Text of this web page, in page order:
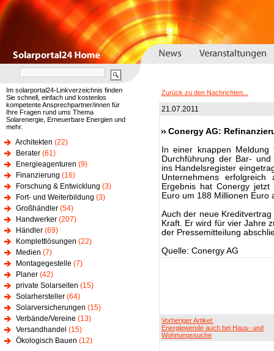
Im solarportal24-Linkverzeichnis finden
Sie schnell, einfach und kostenlos
kompetente Ansprechpartner/innen für
Ihre Fragen rund ums Thema
Solarenergie, Erneuerbare Energien und
mehr.
Architekten (22)
Berater (61)
Energieagenturen (9)
Finanzierung (16)
Forschung & Entwicklung (3)
Fort- und Weiterbildung (3)
Großhändler (54)
Handwerker (207)
Händler (69)
Komplettlösungen (22)
Medien (7)
Montagegestelle (7)
Planer (42)
private Solarseiten (15)
Solarhersteller (64)
Solarversicherungen (15)
Verbände/Vereine (13)
Versandhandel (15)
Ökologisch Bauen (12)
Zurück zu den Nachrichten...
21.07.2011
Conergy AG:
In einer knappen
Durchführung der Bar-
ins Handelsregister
Unternehmens
Ergebnis hat Conergy
Euro um 188 Millionen Euro
Auch der neue
Kraft. Er wird für vier Jahre
der Pressemitteilung
Quelle: Conergy AG
Vorheriger Artikel:
Energiewende auch bei Haus- und
Wohnungssuche